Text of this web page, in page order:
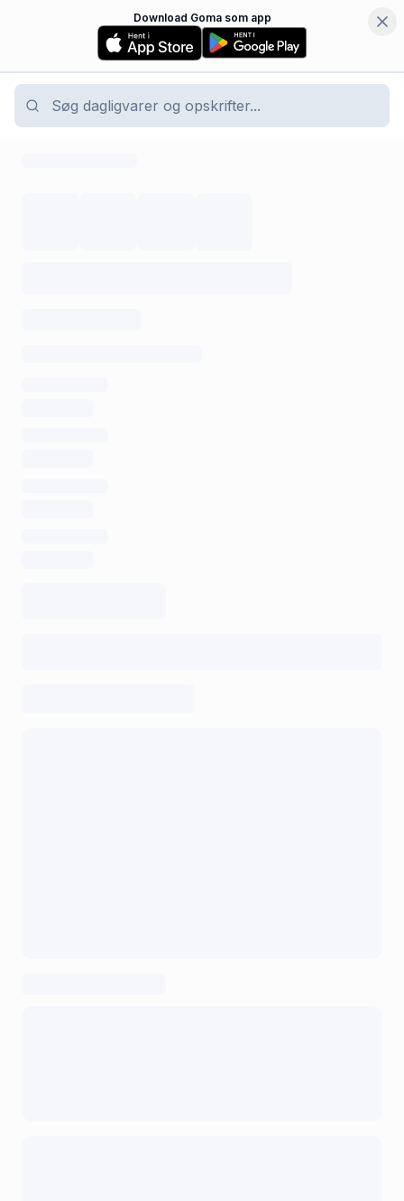
Download Goma som app